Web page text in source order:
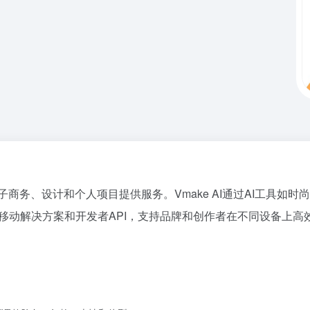
务、设计和个人项目提供服务。Vmake AI通过AI工具如时
解决方案和开发者API，支持品牌和创作者在不同设备上高